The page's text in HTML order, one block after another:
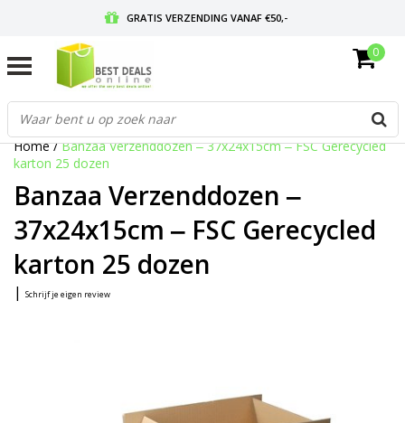
GRATIS VERZENDING VANAF €50,-
GRATIS RETOURNEREN EN 30 DAGEN BEDENKTIJD
0
Home/Banzaa Verzenddozen ‒ 37x24x15cm ‒ FSC Gerecycled
karton 25 dozen
Banzaa Verzenddozen ‒
37x24x15cm ‒ FSC Gerecycled
karton 25 dozen
| Schrijf je eigen review